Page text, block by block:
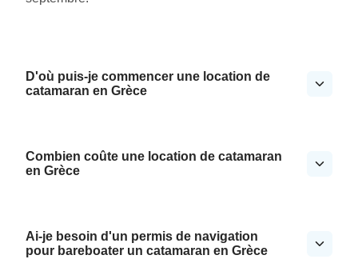
D'où puis-je commencer une location de
catamaran en Grèce
Combien coûte une location de catamaran
en Grèce
Ai-je besoin d'un permis de navigation
pour bareboater un catamaran en Grèce